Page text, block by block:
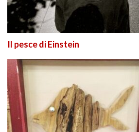
Il pesce di Einstein